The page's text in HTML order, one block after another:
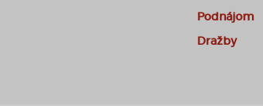
Podnájom
Dražby